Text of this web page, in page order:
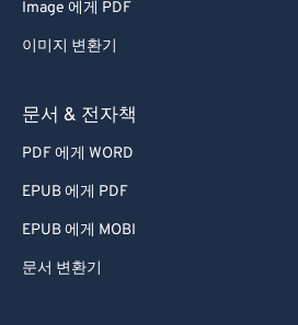
Image 에게 PDF
이미지 변환기
문서 & 전자책
PDF 에게 WORD
EPUB 에게 PDF
EPUB 에게 MOBI
문서 변환기